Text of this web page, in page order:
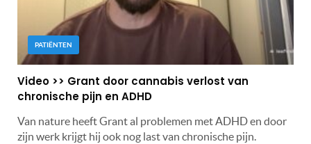
PATIËNTEN
Video >> Grant door cannabis verlost van
chronische pijn en ADHD
Van nature heeft Grant al problemen met ADHD en door
zijn werk krijgt hij ook nog last van chronische pijn.